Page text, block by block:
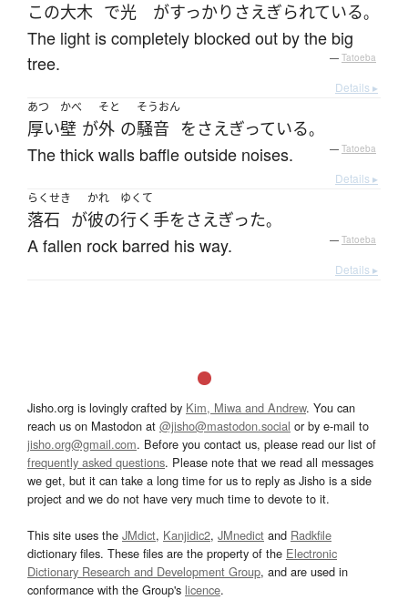
この大木 で光 がすっかり さえぎられている。
The light is completely blocked out by the big
tree.
— Tatoeba
Details ▸
あつ
厚い
かべ
壁 が
そと
外 の
そうおん
騒音 をさえぎっている。
The thick walls baffle outside noises. — Tatoeba
Details ▸
らくせき
落石 が
かれ
彼の
ゆくて
行く手をさえぎった。
A fallen rock barred his way. — Tatoeba
Details ▸
Jisho.org is lovingly crafted by Kim, Miwa and Andrew. You can
reach us on Mastodon at @jisho@mastodon.social or by e-mail to
jisho.org@gmail.com. Before you contact us, please read our list of
frequently asked questions. Please note that we read all messages
we get, but it can take a long time for us to reply as Jisho is a side
project and we do not have very much time to devote to it.
This site uses the JMdict, Kanjidic2, JMnedict and Radkfile
dictionary files. These files are the property of the Electronic
Dictionary Research and Development Group, and are used in
conformance with the Group's licence.